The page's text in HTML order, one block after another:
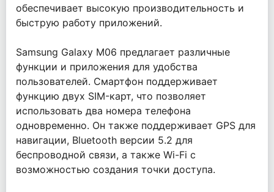
обеспечивает высокую производительность и
быструю работу приложений.
Samsung Galaxy M06 предлагает различные
функции и приложения для удобства
пользователей. Смартфон поддерживает
функцию двух SIM-карт, что позволяет
использовать два номера телефона
одновременно. Он также поддерживает GPS для
навигации, Bluetooth версии 5.2 для
беспроводной связи, а также Wi-Fi с
возможностью создания точки доступа.